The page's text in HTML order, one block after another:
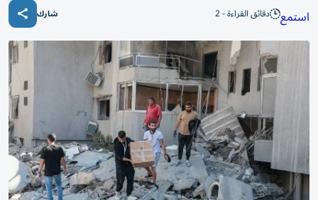
استمع دقائق القراءة - 2 شارك